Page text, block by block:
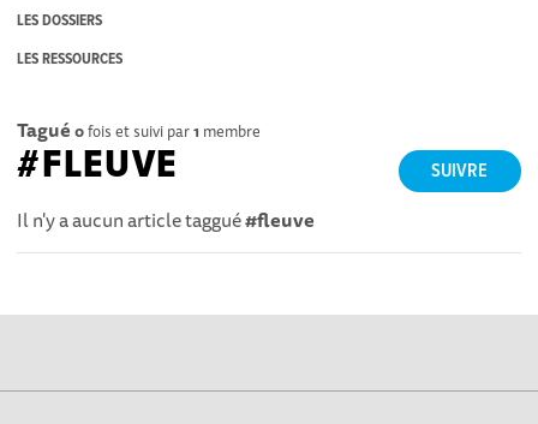
LES DOSSIERS
LES RESSOURCES
Tagué 0fois et suivi par1 membre
SUIVRE
#FLEUVE
Il n'y a aucun article taggué#fleuve